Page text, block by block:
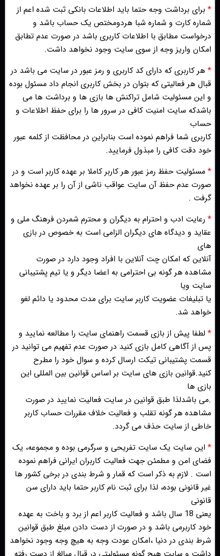
* برای برداشت وجه حتما باید اطلاعات بانکی ثبت شده اعم از
شماره کارت و شماره شبا هردومختص یک حساب باشد و
درخواست مطابق با اطلاعات کاربری باشد در صورت عدم تطابق
امکان واریز وجه از سوی سایت وجود نخواهد داشت.
* هر کاربری که دارای کد کاربری و رمز عبور در سایت می باشد در
قبال هر فعالیتی که بتوان در بخش کاربری انجام داد مسئول بوده
و این مسئولیت شامل تراکنش ها بازی ها و برداشت ها می
باشدکه سایت امنیت کافی در سرور ها را برای حفظ اطلاعات و
حساب
کاربری شما فراهم نموده است بنابراین در محافظت از کلمه عبور
خود دقت کافی را مبذول فرمایید.
* مسئولیت حفظ رمز عبور هر کاربر کاملا بر عهده کاربر است و در
صورت عدم حفظ آن سایت عواقب ناشی از آن را بر عهده نخواهد
گرفت .
* رعایت ادب و احترام به دیگران و محترم شمردن فرهنگ ملی و
عقاید و دیدگاه های دیگران الزامی است به خصوص در بازی
های
آنلاین که امکان چت آنلاین با افراد وجود دارد در صورت
مشاهده هر گونه بی احترامی به اعضا دیگر و یا تیم پشتیبانی
سایت ویا
یا تبلیغات عضویت کاربر سایت برای مدت محدود یا دائم لغو
خواهد شد.
* لطفا پیش از بازی قسمت راهنمای سایت را مطالعه نمایید و
پس از آگاهی کامل بازی کنید در صورت عدم تفهیم می توانید در
قسمت پشتیبانی تیکت ارسال کرده و سوال خود را مطرح
کنید.قوانین بازی های سایت بر اساس قوانین بین المللی این
بازی ها
.می باشدلذا طبق قوانین در سایت فعالیت نمایید در صورت
مشاهده هر گونه تقلب و فعالیت خلاف مقررات حساب کاربر
خاطی از سایت حذف می گردد.
* این سایت یک سایت تفریحی و سرگرمی بوده و مجموعه، یک
فضای امن و مطمئن جهت فعالیت کاربران ایرانی فراهم نموده
است . لازم به ذکر است که قمار و شرط بندی در برخی کشور ها
غیر قانونی بوده، لذا برای ثبت نام کاربر حتما باید دارای سن
قانونی
یعنی 18 سال باشد و فعالیت کاربر اعم از برد و باخت به عهده
خود کاربرمی باشد و در صورت از دست دادن مبلغ طبق قوانین
شرط بندی در دنیا ،امکان عودت وجه به هیچ وجه وجود نخواهد